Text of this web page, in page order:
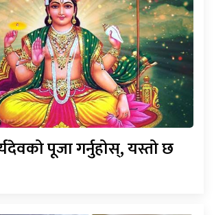
पूजा गर्नुहोस्, यस्तो छ